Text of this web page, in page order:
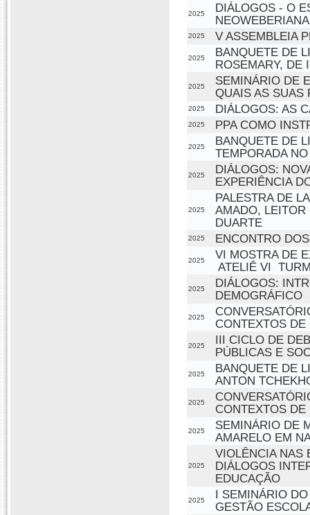
2025
DIÁLOGOS - O
NEOWEBERIANA
2025 V ASSEMBLEIA
2025
BANQUETE DE
ROSEMARY, DE
2025
SEMINÁRIO DE
QUAIS AS SUAS
2025 DIÁLOGOS: AS
2025 PPA COMO
2025
BANQUETE DE
TEMPORADA
2025
DIÁLOGOS:
EXPERIÊNCIA
2025
PALESTRA DE
AMADO, LEITOR
DUARTE
2025 ENCONTRO
2025
VI MOSTRA DE
 ATELIÊ VI 
2025
DIÁLOGOS:
DEMOGRÁFICO
2025
CONTEXTOS
2025
III CICLO DE
PÚBLICAS E
2025
BANQUETE DE
ANTON
2025
CONTEXTOS DE
2025
SEMINÁRIO DE
AMARELO EM
2025
VIOLÊNCIA NAS
DIÁLOGOS
EDUCAÇÃO
2025
I SEMINÁRIO
GESTÃO